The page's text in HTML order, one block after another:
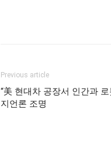
Previous article
“美 현대차 공장서 인간과
지언론 조명